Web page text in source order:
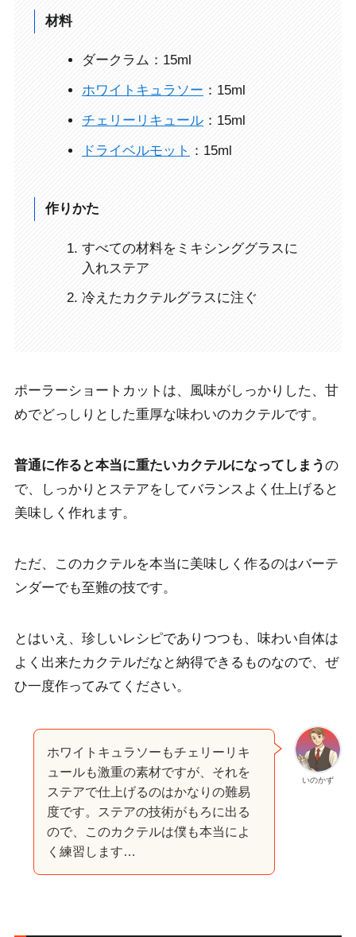
材料
ダークラム：15ml
ホワイトキュラソー ：15ml
チェリーリキュール ：15ml
ドライベルモット ：15ml
作りかた
すべての材料をミキシンググラスに
入れステア
冷えたカクテルグラスに注ぐ
ポーラーショートカットは、
風味がしっかりした、甘
めでどっしりとした重厚な味わいのカクテルです。
普通に作ると本当に重たいカクテルになってしまうの
で、しっかりとステアをしてバランスよく仕上げると
美味しく作れます。
ただ、このカクテルを本当に美味しく作るのはバーテ
ンダーでも至難の技です。
とはいえ、珍しいレシピでありつつも、味わい自体は
よく出来たカクテルだなと納得できるものなので、ぜ
ひ一度作ってみてください。
いのかず
ホワイトキュラソーもチェリーリキ
ュールも激重の素材ですが、それを
ステアで仕上げるのはかなりの難易
度です。ステアの技術がもろに出る
ので、このカクテルは僕も本当によ
く練習します…